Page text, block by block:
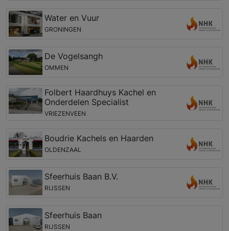
Water en Vuur
GRONINGEN
De Vogelsangh
OMMEN
Folbert Haardhuys Kachel en
Onderdelen Specialist
VRIEZENVEEN
Boudrie Kachels en Haarden
OLDENZAAL
Sfeerhuis Baan B.V.
RIJSSEN
Sfeerhuis Baan
RIJSSEN